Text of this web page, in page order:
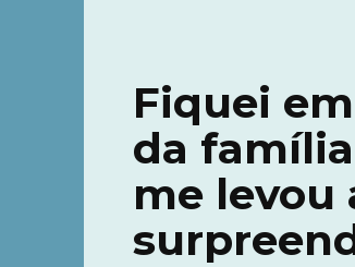
Fiquei
da
me levou